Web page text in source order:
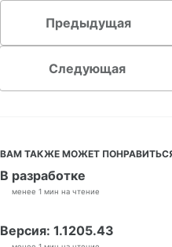
Предыдущая
Следующая
ВАМ ТАКЖЕ МОЖЕТ
В разработке
менее 1 мин на чтение
Версия: 1.1205.43